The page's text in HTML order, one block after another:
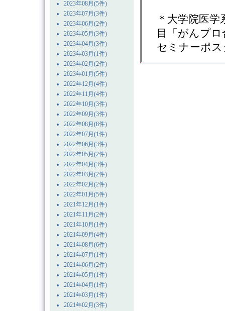
2023年08月(5件)
2023年07月(3件)
2023年06月(2件)
2023年05月(3件)
2023年04月(3件)
2023年03月(1件)
2023年02月(2件)
2023年01月(5件)
2022年12月(4件)
2022年11月(4件)
2022年10月(3件)
2022年09月(3件)
2022年08月(8件)
2022年07月(1件)
2022年06月(3件)
2022年05月(2件)
2022年04月(3件)
2022年03月(2件)
2022年02月(2件)
2022年01月(5件)
2021年12月(1件)
2021年11月(2件)
2021年10月(1件)
2021年09月(4件)
2021年08月(6件)
2021年07月(1件)
2021年06月(2件)
2021年05月(1件)
2021年04月(1件)
2021年03月(1件)
2021年02月(3件)
＊大学院医
目「がんプ
セミナーポ